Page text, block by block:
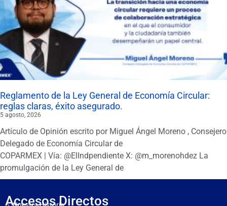
Reglamento de la Ley General de Economía Circular:
reglas claras, éxito asegurado.
5 agosto, 2026
Artículo de Opinión escrito por Miguel Ángel Moreno , Consejero
Delegado de Economía Circular de
COPARMEX | Vía: @ElIndpendiente X: @m_morenohdez La
promulgación de la Ley General de
Accesos Directos